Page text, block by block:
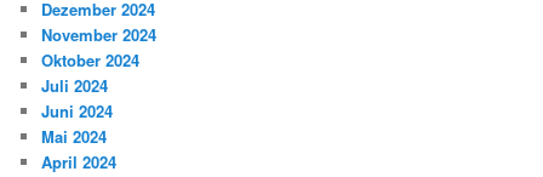
Dezember 2024
November 2024
Oktober 2024
Juli 2024
Juni 2024
Mai 2024
April 2024